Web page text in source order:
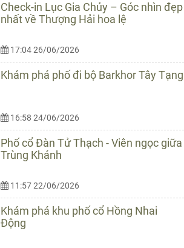
Check-in Lục Gia Chủy – Góc nhìn đẹp
nhất về Thượng Hải hoa lệ
17:04 26/06/2026
Khám phá phố đi bộ Barkhor Tây Tạng
16:58 24/06/2026
Phố cổ Đàn Tử Thạch - Viên ngọc giữa
Trùng Khánh
11:57 22/06/2026
Khám phá khu phố cổ Hồng Nhai
Động